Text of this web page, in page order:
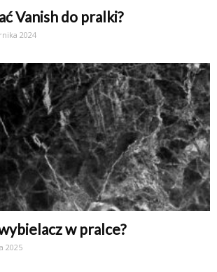
Vanish do pralki?
2024
w pralce?
2025